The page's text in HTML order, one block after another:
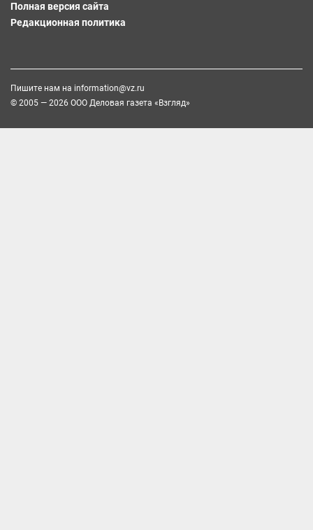
Полная версия сайта
Редакционная политика
Пишите нам на information@vz.ru
© 2005 — 2026 ООО Деловая газета «Взгляд»